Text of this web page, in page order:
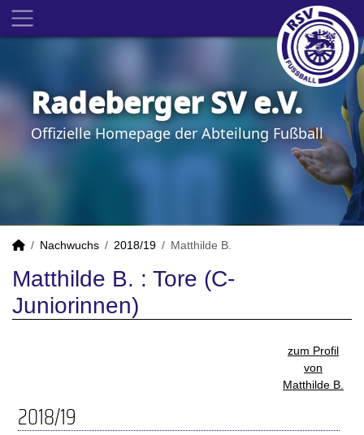
Radeberger SV e.V.
Offizielle Homepage der Abteilung Fußball
Nachwuchs 2018/19 Matthilde B.
Matthilde B. : Tore (C-
Juniorinnen)
zum Profil
von
Matthilde B.
2018/19